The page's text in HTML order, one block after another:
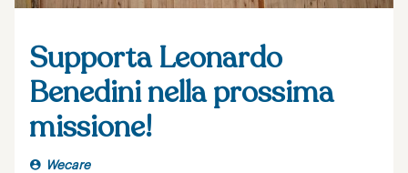
Supporta Leonardo
Benedini nella prossima
missione!
Wecare